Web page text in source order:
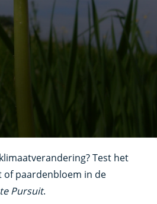
Test het
of paardenbloem in de
Pursuit.